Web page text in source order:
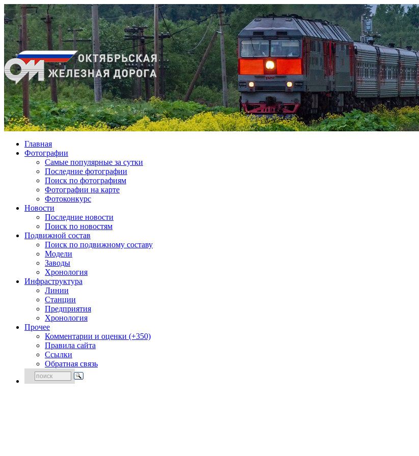
Главная
Фотографии
Cамые популярные за сутки
Последние фотографии
Поиск по фотографиям
Фотографии на карте
Фотоконкурс
Новости
Последние новости
Поиск по новостям
Подвижной состав
Поиск по подвижному составу
Модели
Заводы
Хронология
Инфраструктура
Линии
Станции
Предприятия
Хронология
Прочее
Комментарии и оценки (+350)
Правила сайта
Ссылки
Обратная связь